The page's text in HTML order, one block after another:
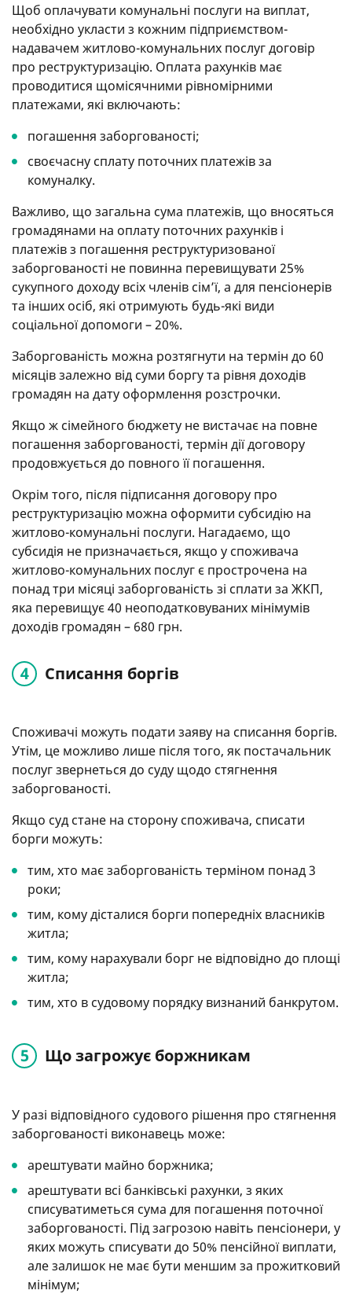
Щоб оплачувати комунальні послуги на виплат,
необхідно укласти з кожним підприємством-
надавачем житлово-комунальних послуг договір
про реструктуризацію. Оплата рахунків має
проводитися щомісячними рівномірними
платежами, які включають:
погашення заборгованості;
своєчасну сплату поточних платежів за
комуналку.
Важливо, що загальна сума платежів, що вносяться
громадянами на оплату поточних рахунків і
платежів з погашення реструктуризованої
заборгованості не повинна перевищувати 25%
сукупного доходу всіх членів сім’ї, а для пенсіонерів
та інших осіб, які отримують будь-які види
соціальної допомоги – 20%.
Заборгованість можна розтягнути на термін до 60
місяців залежно від суми боргу та рівня доходів
громадян на дату оформлення розстрочки.
Якщо ж сімейного бюджету не вистачає на повне
погашення заборгованості, термін дії договору
продовжується до повного її погашення.
Окрім того, після підписання договору про
реструктуризацію можна оформити субсидію на
житлово-комунальні послуги. Нагадаємо, що
субсидія не призначається, якщо у споживача
житлово-комунальних послуг є прострочена на
понад три місяці заборгованість зі сплати за ЖКП,
яка перевищує 40 неоподатковуваних мінімумів
доходів громадян – 680 грн.
Списання боргів
Споживачі можуть подати заяву на списання боргів.
Утім, це можливо лише після того, як постачальник
послуг звернеться до суду щодо стягнення
заборгованості.
Якщо суд стане на сторону споживача, списати
борги можуть:
тим, хто має заборгованість терміном понад 3
роки;
тим, кому дісталися борги попередніх власників
житла;
тим, кому нарахували борг не відповідно до площі
житла;
тим, хто в судовому порядку визнаний банкрутом.
Що загрожує боржникам
У разі відповідного судового рішення про стягнення
заборгованості виконавець може:
арештувати майно боржника;
арештувати всі банківські рахунки, з яких
списуватиметься сума для погашення поточної
заборгованості. Під загрозою навіть пенсіонери, у
яких можуть списувати до 50% пенсійної виплати,
але залишок не має бути меншим за прожитковий
мінімум;